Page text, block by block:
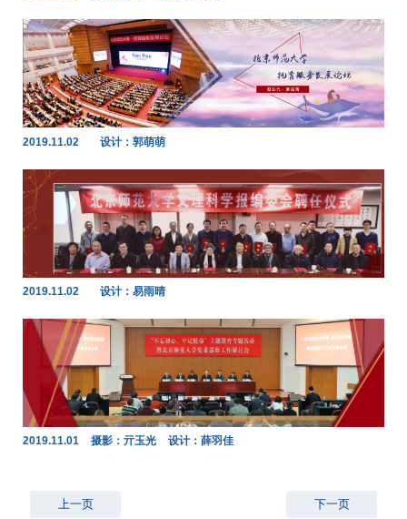
2019.11.02 设计：郭萌萌
2019.11.02 设计：易雨晴
2019.11.01 摄影：亓玉光 设计：薛羽佳
上一页 下一页